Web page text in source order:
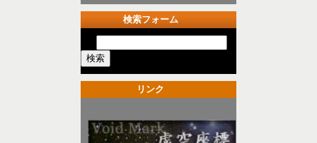
検索フォーム
リンク